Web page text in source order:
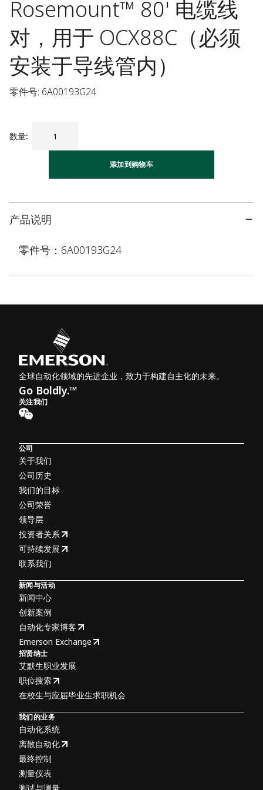
Rosemount™ 80' 电缆线
对，用于 OCX88C（必须
安装于导线管内）
零件号: 6A00193G24
数量:
添加到购物车
产品说明
零件号：6A00193G24
全球自动化领域的先进企业，致力于构建自主化的未来。
Go Boldly.™
关注我们
公司
关于我们
公司历史
我们的目标
公司荣誉
领导层
投资者关系
可持续发展
联系我们
新闻与活动
新闻中心
创新案例
自动化专家博客
Emerson Exchange
招贤纳士
艾默生职业发展
职位搜索
在校生与应届毕业生求职机会
我们的业务
自动化系统
离散自动化
最终控制
测量仪表